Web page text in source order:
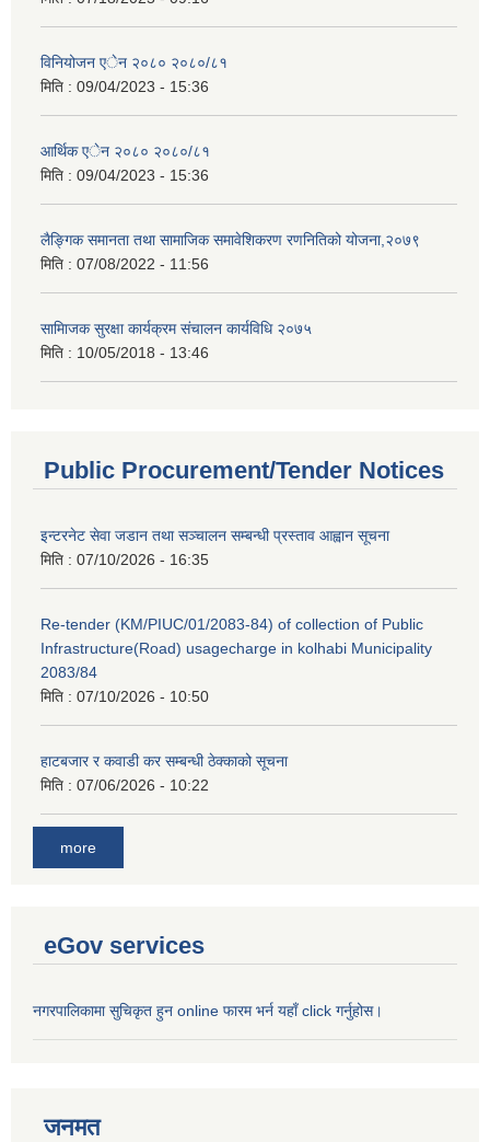
विनियोजन एेन २०८० २०८०/८१
मिति : 09/04/2023 - 15:36
आर्थिक एेन २०८० २०८०/८१
मिति : 09/04/2023 - 15:36
लैङ्गिक समानता तथा सामाजिक समावेशिकरण रणनितिको योजना,२०७९
मिति : 07/08/2022 - 11:56
सामािजक सुरक्षा कार्यक्रम संचालन कार्यविधि २०७५
मिति : 10/05/2018 - 13:46
Public Procurement/Tender Notices
इन्टरनेट सेवा जडान तथा सञ्चालन सम्बन्धी प्रस्ताव आह्वान सूचना
मिति : 07/10/2026 - 16:35
Re-tender (KM/PIUC/01/2083-84) of collection of Public
Infrastructure(Road) usagecharge in kolhabi Municipality
2083/84
मिति : 07/10/2026 - 10:50
हाटबजार र कवाडी कर सम्बन्धी ठेक्काको सूचना
मिति : 07/06/2026 - 10:22
more
eGov services
नगरपालिकामा सुचिकृत हुन online फारम भर्न यहाँ click गर्नुहोस।
जनमत